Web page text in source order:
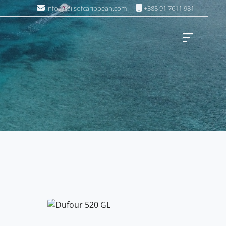
info@sailsofcaribbean.com +385 91 7611 981